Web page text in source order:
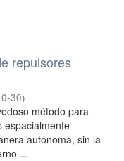
repulsores
30)
método para
espacialmente
autónoma, sin la
...